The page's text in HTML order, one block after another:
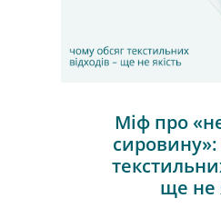
Міф про
ще не